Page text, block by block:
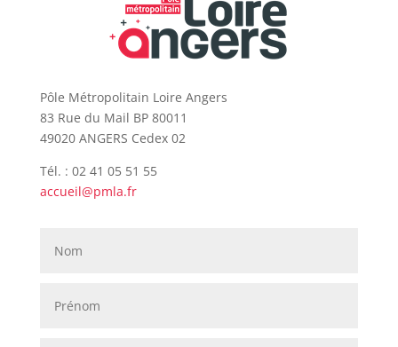
Pôle Métropolitain Loire Angers
83 Rue du Mail BP 80011
49020 ANGERS Cedex 02
Tél. : 02 41 05 51 55
accueil@pmla.fr